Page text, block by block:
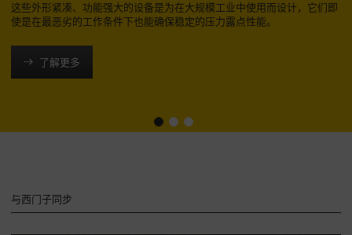
概
述
服
务
-
概
这些外形紧凑、功能强大的设备是为在大规模工业中使用而设计，它们即
使是在最恶劣的工作条件下也能确保稳定的压力露点性能。
了解更多
与西门子同步